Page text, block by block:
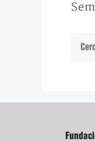
Cerca: